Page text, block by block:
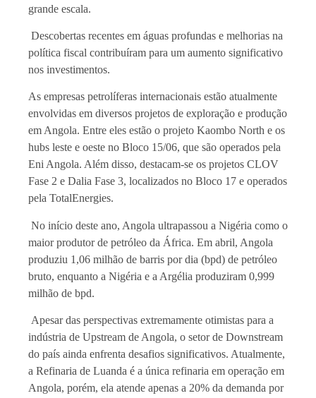
grande escala.
Descobertas recentes em águas profundas e melhorias na
política fiscal contribuíram para um aumento significativo
nos investimentos.
As empresas petrolíferas internacionais estão atualmente
envolvidas em diversos projetos de exploração e produção
em Angola. Entre eles estão o projeto Kaombo North e os
hubs leste e oeste no Bloco 15/06, que são operados pela
Eni Angola. Além disso, destacam-se os projetos CLOV
Fase 2 e Dalia Fase 3, localizados no Bloco 17 e operados
pela TotalEnergies.
No início deste ano, Angola ultrapassou a Nigéria como o
maior produtor de petróleo da África. Em abril, Angola
produziu 1,06 milhão de barris por dia (bpd) de petróleo
bruto, enquanto a Nigéria e a Argélia produziram 0,999
milhão de bpd.
Apesar das perspectivas extremamente otimistas para a
indústria de Upstream de Angola, o setor de Downstream
do país ainda enfrenta desafios significativos. Atualmente,
a Refinaria de Luanda é a única refinaria em operação em
Angola, porém, ela atende apenas a 20% da demanda por